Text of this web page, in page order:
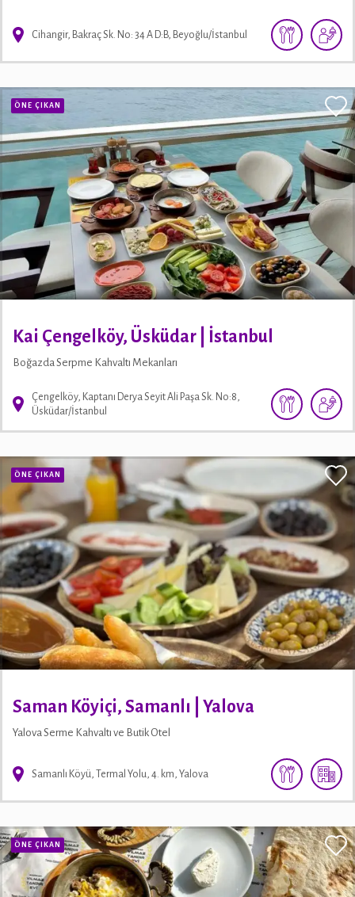
Cihangir, Bakraç Sk. No: 34 A D:B, Beyoğlu/İstanbul
ÖNE ÇIKAN
Kai Çengelköy, Üsküdar | İstanbul
Boğazda Serpme Kahvaltı Mekanları
Çengelköy, Kaptanı Derya Seyit Ali Paşa Sk. No:8,
Üsküdar/İstanbul
ÖNE ÇIKAN
Saman Köyiçi, Samanlı | Yalova
Yalova Serme Kahvaltı ve Butik Otel
Samanlı Köyü, Termal Yolu, 4. km, Yalova
ÖNE ÇIKAN